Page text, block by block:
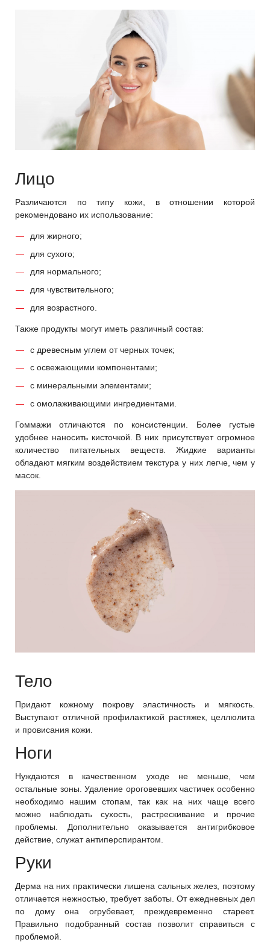
Лицо
Различаются по типу кожи, в отношении которой
рекомендовано их использование:
для жирного;
для сухого;
для нормального;
для чувствительного;
для возрастного.
Также продукты могут иметь различный состав:
с древесным углем от черных точек;
с освежающими компонентами;
с минеральными элементами;
с омолаживающими ингредиентами.
Гоммажи отличаются по консистенции. Более густые
удобнее наносить кисточкой. В них присутствует огромное
количество питательных веществ. Жидкие варианты
обладают мягким воздействием текстура у них легче, чем у
масок.
Тело
Придают кожному покрову эластичность и мягкость.
Выступают отличной профилактикой растяжек, целлюлита
и провисания кожи.
Ноги
Нуждаются в качественном уходе не меньше, чем
остальные зоны. Удаление ороговевших частичек особенно
необходимо нашим стопам, так как на них чаще всего
можно наблюдать сухость, растрескивание и прочие
проблемы. Дополнительно оказывается антигрибковое
действие, служат антиперспирантом.
Руки
Дерма на них практически лишена сальных желез, поэтому
отличается нежностью, требует заботы. От ежедневных дел
по дому она огрубевает, преждевременно стареет.
Правильно подобранный состав позволит справиться с
проблемой.